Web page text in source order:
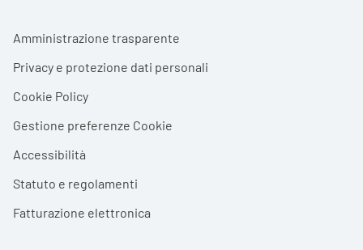
Footer menu
Amministrazione trasparente
Privacy e protezione dati personali
Cookie Policy
Gestione preferenze Cookie
Accessibilità
Statuto e regolamenti
Fatturazione elettronica